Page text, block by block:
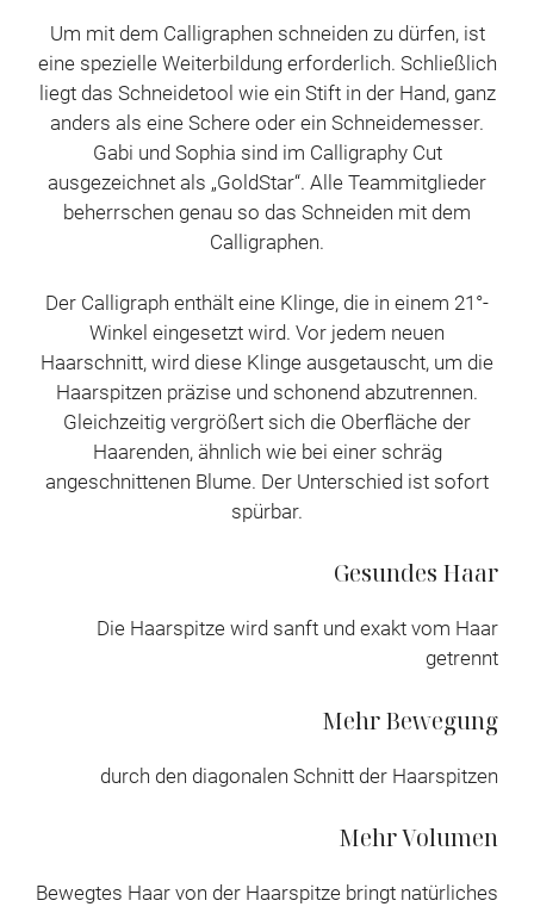
Um mit dem Calligraphen schneiden zu dürfen, ist
eine spezielle Weiterbildung erforderlich. Schließlich
liegt das Schneidetool wie ein Stift in der Hand, ganz
anders als eine Schere oder ein Schneidemesser.
Gabi und Sophia sind im Calligraphy Cut
ausgezeichnet als „GoldStar“. Alle Teammitglieder
beherrschen genau so das Schneiden mit dem
Calligraphen.
Der Calligraph enthält eine Klinge, die in einem 21°-
Winkel eingesetzt wird. Vor jedem neuen
Haarschnitt, wird diese Klinge ausgetauscht, um die
Haarspitzen präzise und schonend abzutrennen.
Gleichzeitig vergrößert sich die Oberfläche der
Haarenden, ähnlich wie bei einer schräg
angeschnittenen Blume. Der Unterschied ist sofort
spürbar.
Gesundes Haar
Die Haarspitze wird sanft und exakt vom Haar
getrennt
Mehr Bewegung
durch den diagonalen Schnitt der Haarspitzen
Mehr Volumen
Bewegtes Haar von der Haarspitze bringt natürliches